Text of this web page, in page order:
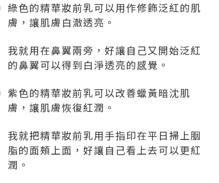
綠色的精華妝前乳可以用作修飾泛紅的肌
膚，讓肌膚白澈透亮。
我就用在鼻翼兩旁，好讓自己又開始泛紅
的鼻翼可以得到白淨透亮的感覺。
紫色的精華妝前乳可以改善蠟黃暗沈肌
膚，讓肌膚恢復紅潤。
我就把精華妝前乳用手指印在平日掃上胭
脂的面頰上面，好讓自己看上去可以更紅
潤。